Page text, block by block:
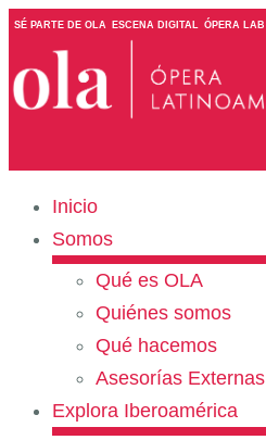
SÉ PARTE DE OLA ESCENA DIGITAL ÓPERA LAB
Inicio
Somos
Qué es OLA
Quiénes somos
Qué hacemos
Asesorías Externas
Explora Iberoamérica